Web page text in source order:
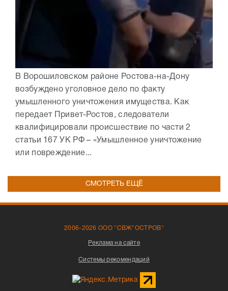
В Ворошиловском районе Ростова-на-Дону
возбуждено уголовное дело по факту
умышленного уничтожения имущества. Как
передает Привет-Ростов, следователи
квалифицировали происшествие по части 2
статьи 167 УК РФ – «Умышленное уничтожение
или повреждение...
СМОТРЕТЬ ЕЩЁ
2006-2026 ООО "СВЖ"ОСТРОВ"
Реклама на сайте
Системы рекомендаций